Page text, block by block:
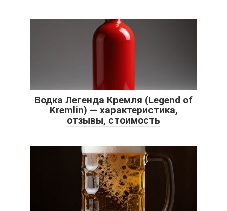
Водка Легенда Кремля (Legend of
Kremlin) — характеристика,
отзывы, стоимость